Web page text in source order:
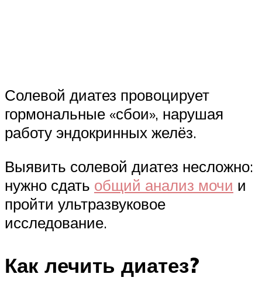
Солевой диатез провоцирует
гормональные «сбои», нарушая
работу эндокринных желёз.
Выявить солевой диатез несложно:
нужно сдать общий анализ мочи и
пройти ультразвуковое
исследование.
Как лечить диатез?